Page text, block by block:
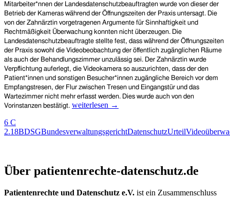
Mitarbeiter*nnen der Landesdatenschutzbeauftragten wurde von dieser der
Betrieb der Kameras während der Öffnungszeiten der Praxis untersagt. Die
von der Zahnärztin vorgetragenen Argumente für Sinnhaftigkeit und
Rechtmäßigkeit Überwachung konnten nicht überzeugen. Die
Landesdatenschutzbeauftragte stellte fest, dass während der Öffnungszeiten
der Praxis sowohl die Videobeobachtung der öffentlich zugänglichen Räume
als auch der Behandlungszimmer unzulässig sei. Der Zahnärztin wurde
Verpflichtung auferlegt, die Videokamera so auszurichten, dass der den
Patient*innen und sonstigen Besucher*innen zugängliche Bereich vor dem
Empfangstresen, der Flur zwischen Tresen und Eingangstür und das
Wartezimmer nicht mehr erfasst werden. Dies wurde auch von den
Vorinstanzen bestätigt. Videoüberwachung
(Zahn-)Arztpraxis
zulässig
weiterlesen →
6 C
2.18BDSGBundesverwaltungsgerichtDatenschutzUrteil
Patientenrechte und Datenschutz e.V.
Über patientenrechte-datenschutz.de
Patientenrechte und Datenschutz e.V. ist ein Zusammenschluss